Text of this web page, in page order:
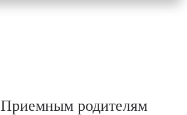
Приемным родителям